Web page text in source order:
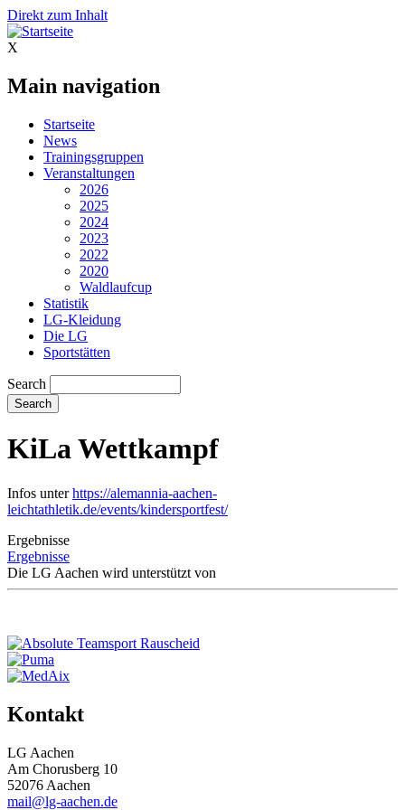
Direkt zum Inhalt
X
Main navigation
Startseite
News
Trainingsgruppen
Veranstaltungen
2026
2025
2024
2023
2022
2020
Waldlaufcup
Statistik
LG-Kleidung
Die LG
Sportstätten
Search
KiLa Wettkampf
Infos unterhttps://alemannia-aachen-
leichtathletik.de/events/kindersportfest/
Ergebnisse
Ergebnisse
Die LG Aachen wird unterstützt von
Kontakt
LG Aachen
Am Chorusberg 10
52076 Aachen
mail@lg-aachen.de